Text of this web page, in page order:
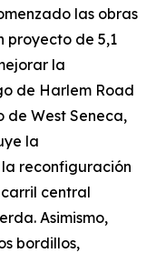
las obras
proyecto de 5,1
la
de Harlem Road
de West Seneca,
la
reconfiguración
central
Asimismo,
bordillos,